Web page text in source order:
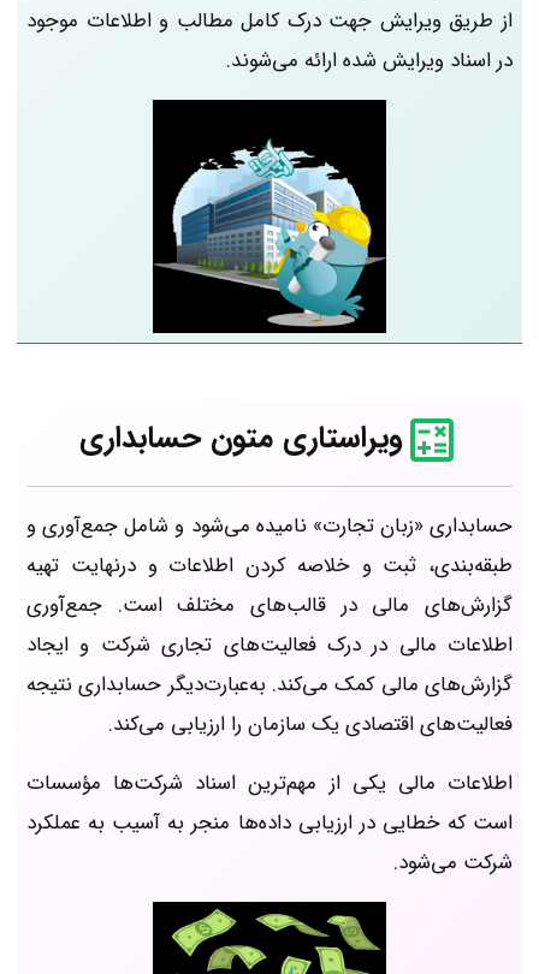
از طریق ویرایش جهت درک کامل مطالب و اطلاعات موجود
در اسناد ویرایش شده ارائه می‌شوند.
ویراستاری متون حسابداری
حسابداری «زبان تجارت» نامیده می‌شود و شامل جمع‌آوری و
طبقه‌بندی، ثبت و خلاصه کردن اطلاعات و درنهایت تهیه
گزارش‌های مالی در قالب‌های مختلف است. جمع‌آوری
اطلاعات مالی در درک فعالیت‌های تجاری شرکت و ایجاد
گزارش‌های مالی کمک می‌کند. به‌عبارت‌دیگر حسابداری نتیجه
فعالیت‌های اقتصادی یک سازمان را ارزیابی می‌کند.
اطلاعات مالی یکی از مهم‌ترین اسناد شرکت‌ها مؤسسات
است که خطایی در ارزیابی داده‌ها منجر به آسیب به عملکرد
شرکت می‌شود.